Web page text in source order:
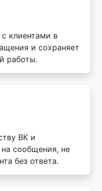
клиентами в
и сохраняет
работы.
ВК и
сообщения, не
без ответа.